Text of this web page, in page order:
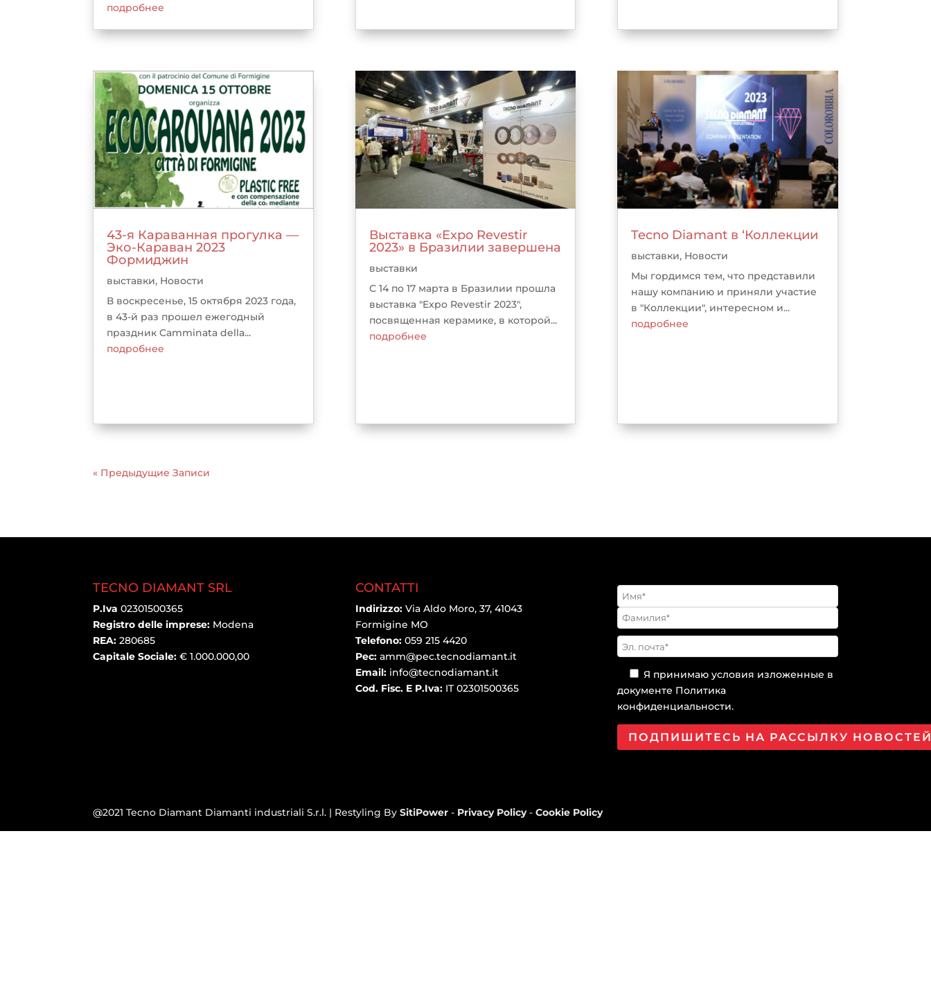
подробнее
43-я Караванная прогулка —
Эко-Караван 2023
Формиджин
выставки, Новости
В воскресенье, 15 октября 2023 года,
в 43-й раз прошел ежегодный
праздник Camminata della...
подробнее
Выставка «Expo Revestir
2023» в Бразилии завершена
выставки
С 14 по 17 марта в Бразилии прошла
выставка "Expo Revestir 2023",
посвященная керамике, в которой...
подробнее
Tecno Diamant в ‘Коллекции
выставки, Новости
Мы гордимся тем, что представили
нашу компанию и приняли участие
в "Коллекции", интересном и...
подробнее
« Предыдущие Записи
TECNO DIAMANT SRL
P.Iva02301500365
Registro delle imprese: Modena
REA: 280685
Capitale Sociale:€ 1.000.000,00
CONTATTI
Indirizzo: Via Aldo Moro, 37, 41043
Formigine MO
Telefono: 059 215 4420
Pec: amm@pec.tecnodiamant.it
Email: info@tecnodiamant.it
Cod. Fisc. E P.Iva:IT 02301500365
Я принимаю условия изложенные в
документе Политика
конфиденциальности.
@2021 Tecno Diamant Diamanti industriali S.r.l. | Restyling BySitiPower - Privacy Policy-Cookie Policy